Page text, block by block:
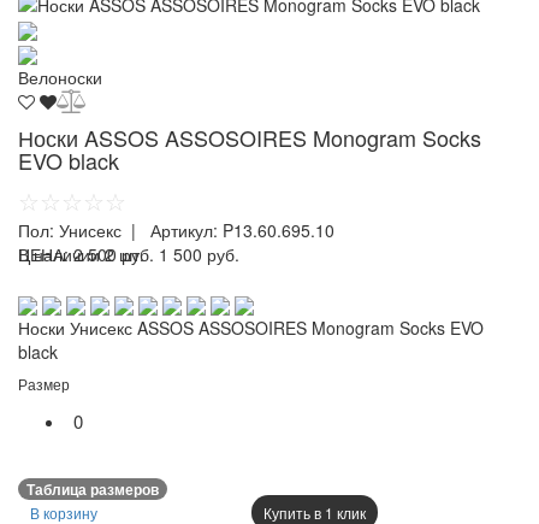
Велоноски
Носки ASSOS ASSOSOIRES Monogram Socks
EVO black
☆☆☆☆☆
Пол: Унисекс | Артикул: P13.60.695.10
ЦЕНА:2 500 руб. 1 500 руб.
В наличии 2 шт.
Носки Унисекс ASSOS ASSOSOIRES Monogram Socks EVO
black
Размер
0
Таблица размеров
В корзину Купить в 1 клик